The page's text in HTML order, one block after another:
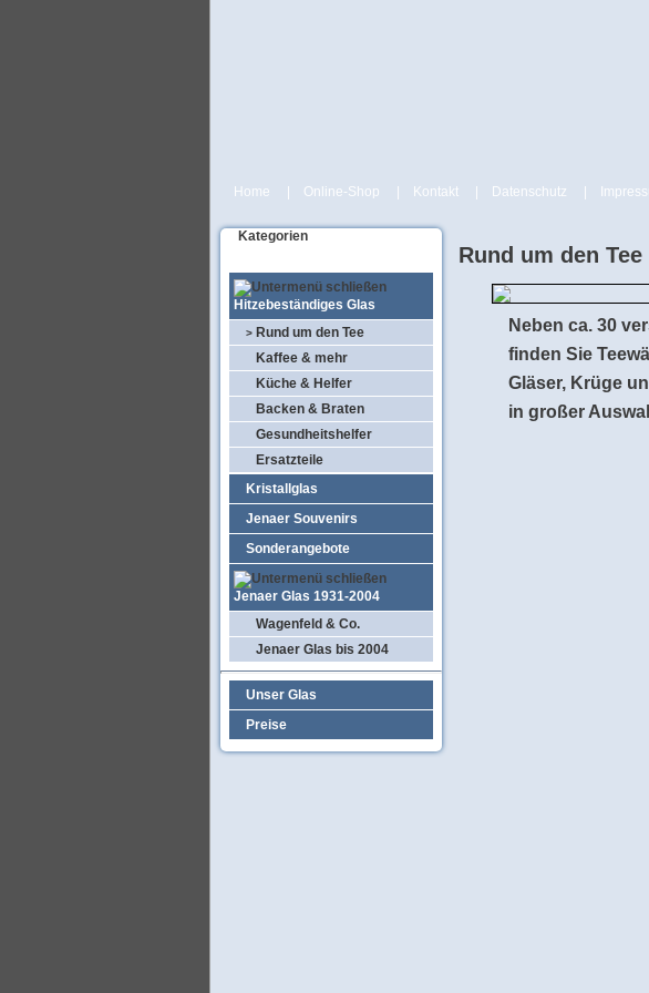
Home Online-Shop Kontakt Datenschutz
Kategorien
Hitzebeständiges Glas
> Rund um den Tee
Kaffee & mehr
Küche & Helfer
Backen & Braten
Gesundheitshelfer
Ersatzteile
Kristallglas
Jenaer Souvenirs
Sonderangebote
Jenaer Glas 1931-2004
Wagenfeld & Co.
Jenaer Glas bis 2004
Unser Glas
Preise
Rund um den Tee
Neben ca. 30
finden Sie
Gläser, Krüge
in großer